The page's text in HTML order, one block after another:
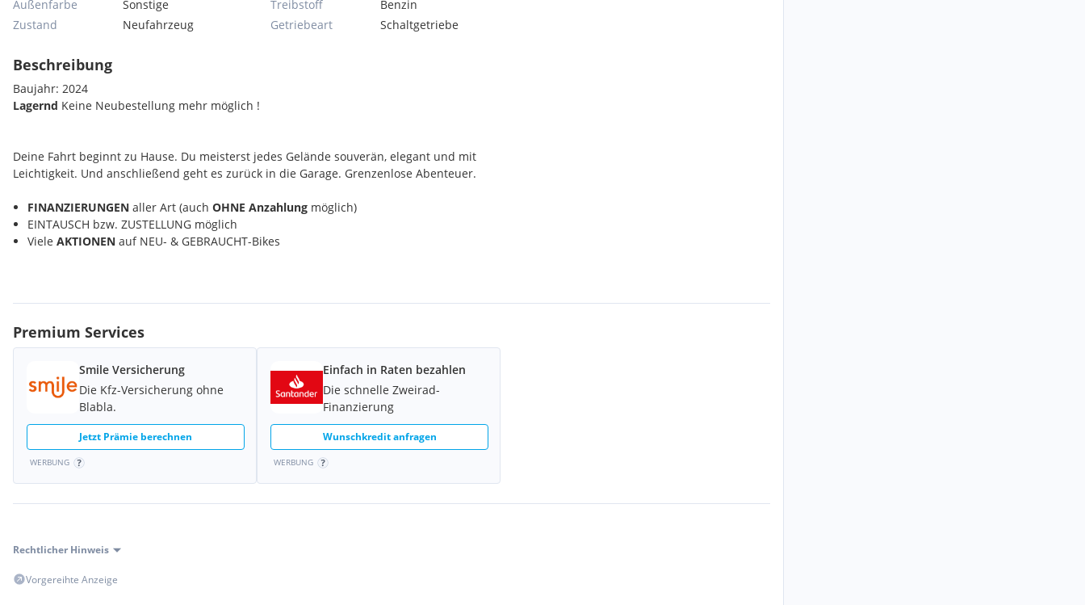
Außenfarbe
Sonstige
Zustand
Neufahrzeug
Treibstoff
Benzin
Getriebeart
Schaltgetriebe
Beschreibung
Baujahr: 2024
Lagernd Keine Neubestellung mehr möglich !
Deine Fahrt beginnt zu Hause. Du meisterst jedes Gelände souverän, elegant und mit
Leichtigkeit. Und anschließend geht es zurück in die Garage. Grenzenlose Abenteuer.
FINANZIERUNGEN aller Art (auch OHNE Anzahlung möglich)
EINTAUSCH bzw. ZUSTELLUNG möglich
Viele AKTIONEN auf NEU- & GEBRAUCHT-Bikes
Preisänderungen
vorbehalten / Verfügbarkeit auf Anfrage / Symbolfotos / Zubehör gegen Aufpreis
Extras:
Premium Services
Smile Versicherung
Die Kfz-Versicherung ohne
Blabla.
Jetzt Prämie berechnen
WERBUNG
Einfach in Raten bezahlen
Die schnelle Zweirad-
Finanzierung
Wunschkredit anfragen
WERBUNG
Rechtlicher Hinweis
Vorgereihte Anzeige